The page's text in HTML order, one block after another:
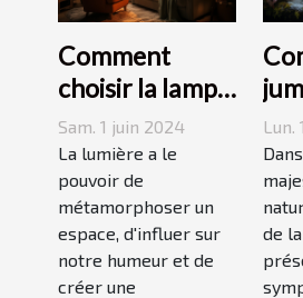
Comment
choisir la lampe
de projection
idéale pour
créer une
ambiance
unique chez
vous
Sam. 1 juin 2024
La lumière a le
pouvoir de
métamorphoser un
espace, d'influer sur
notre humeur et de
créer une
de
Lun.
de